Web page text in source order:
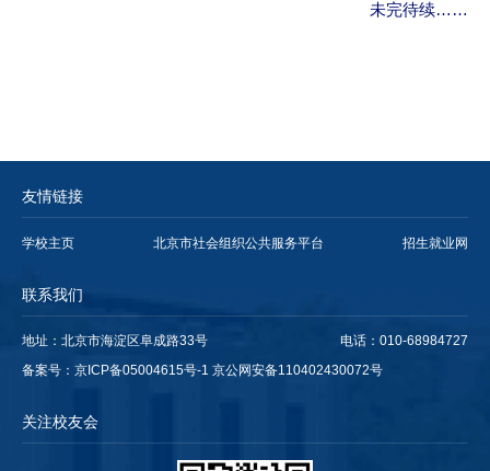
未完待续……
友情链接
学校主页 北京市社会组织公共服务平台 招生就业网
联系我们
地址：北京市海淀区阜成路33号
电话：010-68984727
备案号：京ICP备05004615号-1 京公网安备110402430072号
关注校友会